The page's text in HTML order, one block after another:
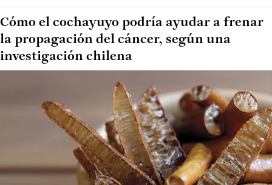
Cómo el cochayuyo podría ayudar a frenar
la propagación del cáncer, según una
investigación chilena